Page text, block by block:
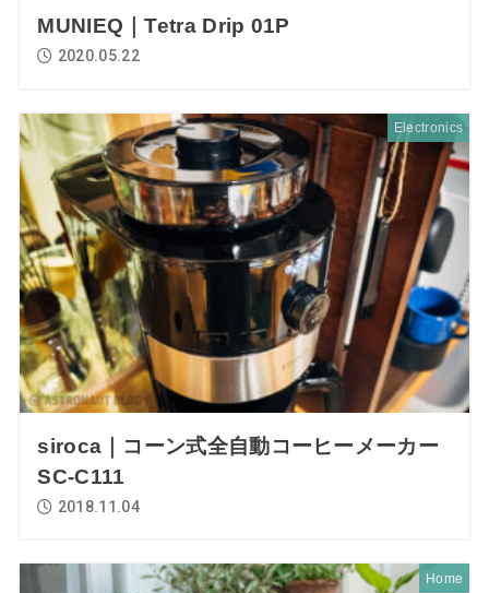
MUNIEQ｜Tetra Drip 01P
2020.05.22
Electronics
siroca｜コーン式全自動コーヒーメーカー
SC-C111
2018.11.04
Home